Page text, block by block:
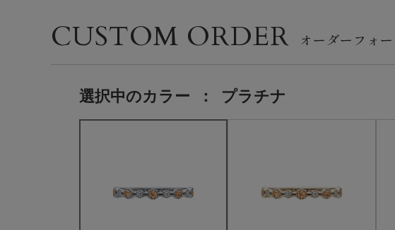
CUSTOM ORDER
選択中のカラー ： プラチナ